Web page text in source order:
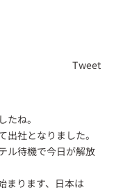
Tweet
ね。
社となりました。
ル待機で今日が解放
まります、日本は